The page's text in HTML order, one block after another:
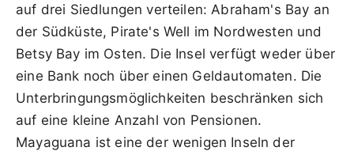
auf drei Siedlungen verteilen: Abraham's Bay an
der Südküste, Pirate's Well im Nordwesten und
Betsy Bay im Osten. Die Insel verfügt weder über
eine Bank noch über einen Geldautomaten. Die
Unterbringungsmöglichkeiten beschränken sich
auf eine kleine Anzahl von Pensionen.
Mayaguana ist eine der wenigen Inseln der